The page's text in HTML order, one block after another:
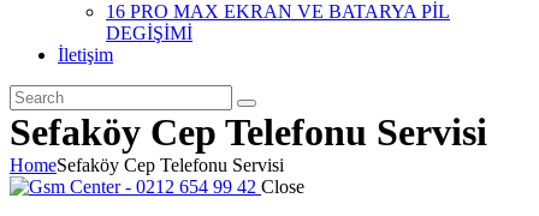
16 PRO MAX EKRAN VE BATARYA PİL
DEGİŞİMİ
İletişim
Sefaköy Cep Telefonu Servisi
HomeSefaköy Cep Telefonu Servisi
Close